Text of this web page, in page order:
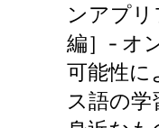
ンアプ
編］- オ
可能性に
ス語の